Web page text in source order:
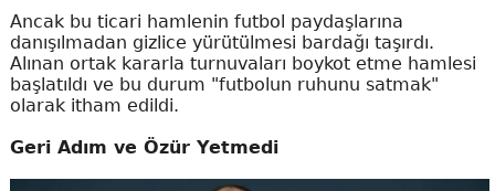
Ancak bu ticari hamlenin futbol paydaşlarına
danışılmadan gizlice yürütülmesi bardağı taşırdı.
Alınan ortak kararla turnuvaları boykot etme hamlesi
başlatıldı ve bu durum "futbolun ruhunu satmak"
olarak itham edildi.
Geri Adım ve Özür Yetmedi